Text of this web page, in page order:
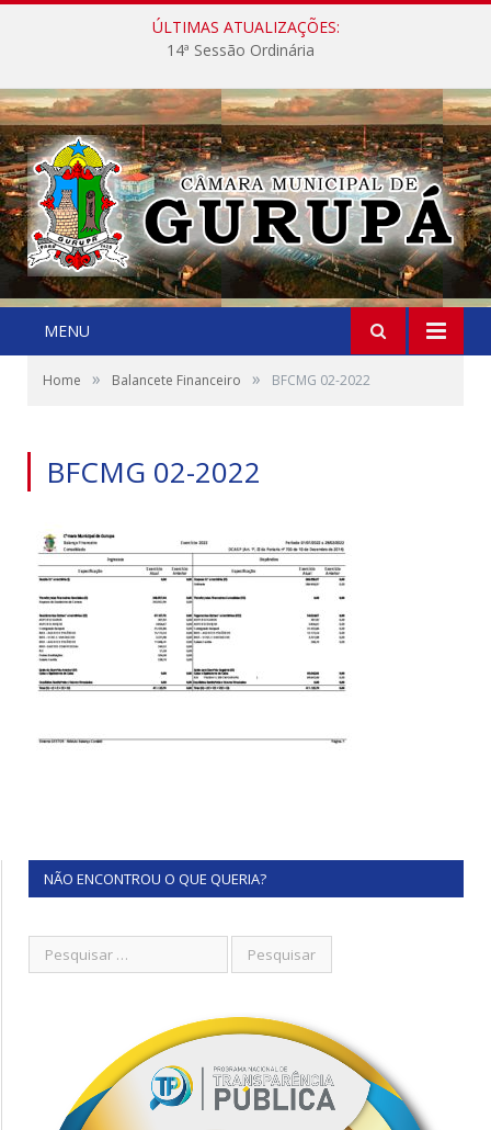
ÚLTIMAS ATUALIZAÇÕES:
14ª Sessão Ordinária
MENU
Home » Balancete Financeiro » BFCMG 02-2022
BFCMG 02-2022
NÃO ENCONTROU O QUE QUERIA?